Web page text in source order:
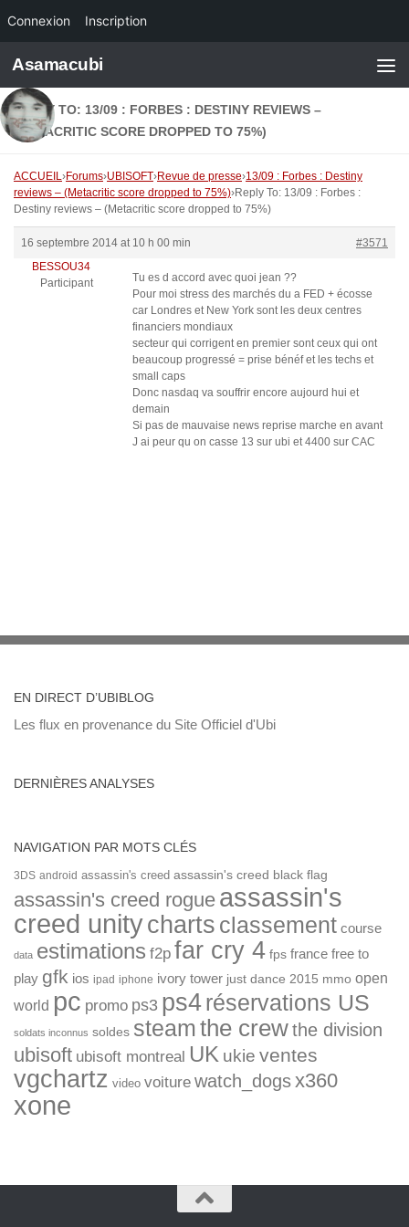
Connexion Inscription
Skip to content
Asamacubi
REPLY TO: 13/09 : FORBES : DESTINY REVIEWS –
(METACRITIC SCORE DROPPED TO 75%)
ACCUEIL›Forums›UBISOFT›Revue de presse›13/09 : Forbes : Destiny
reviews – (Metacritic score dropped to 75%)›Reply To: 13/09 : Forbes :
Destiny reviews – (Metacritic score dropped to 75%)
16 septembre 2014 at 10 h 00 min
#3571
BESSOU34
Participant
Tu es d accord avec quoi jean ??
Pour moi stress des marchés du a FED + écosse
car Londres et New York sont les deux centres
financiers mondiaux
secteur qui corrigent en premier sont ceux qui ont
beaucoup progressé = prise bénéf et les techs et
small caps
Donc nasdaq va souffrir encore aujourd hui et
demain
Si pas de mauvaise news reprise marche en avant
J ai peur qu on casse 13 sur ubi et 4400 sur CAC
EN DIRECT D’UBIBLOG
Les flux en provenance du Site Officiel d'Ubi
DERNIÈRES ANALYSES
NAVIGATION PAR MOTS CLÉS
3DS android assassin's creed assassin's creed black flag
assassin's creed rogue assassin's
creed unitycharts classement course
data estimations f2p far cry 4 fps france free to
play gfk ios ipad iphone ivory tower just dance 2015 mmo open
world pc promo ps3 ps4réservations US
soldats inconnus soldes steamthe crewthe division
ubisoft ubisoft montreal UK ukie ventes
vgchartz video voiture watch_dogsx360
xone